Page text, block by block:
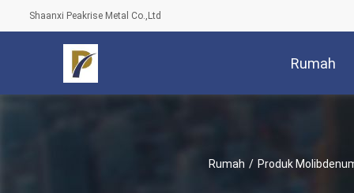
Shaanxi Peakrise Metal Co.,Ltd
Rumah
Rumah / Produk